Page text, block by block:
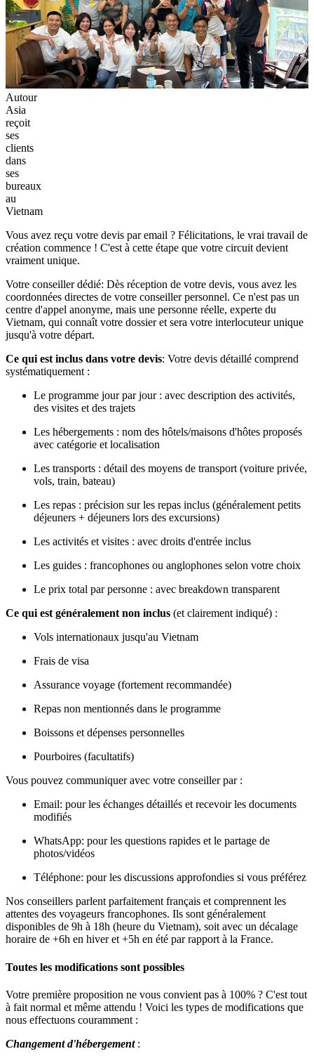
Autour
Asia
reçoit
ses
clients
dans
ses
bureaux
au
Vietnam
Vous avez reçu votre devis par email ? Félicitations, le vrai travail de
création commence ! C'est à cette étape que votre circuit devient
vraiment unique.
Votre conseiller dédié: Dès réception de votre devis, vous avez les
coordonnées directes de votre conseiller personnel. Ce n'est pas un
centre d'appel anonyme, mais une personne réelle, experte du
Vietnam, qui connaît votre dossier et sera votre interlocuteur unique
jusqu'à votre départ.
Ce qui est inclus dans votre devis: Votre devis détaillé comprend
systématiquement :
Le programme jour par jour : avec description des activités,
des visites et des trajets
Les hébergements : nom des hôtels/maisons d'hôtes proposés
avec catégorie et localisation
Les transports : détail des moyens de transport (voiture privée,
vols, train, bateau)
Les repas : précision sur les repas inclus (généralement petits
déjeuners + déjeuners lors des excursions)
Les activités et visites : avec droits d'entrée inclus
Les guides : francophones ou anglophones selon votre choix
Le prix total par personne : avec breakdown transparent
Ce qui est généralement non inclus (et clairement indiqué) :
Vols internationaux jusqu'au Vietnam
Frais de visa
Assurance voyage (fortement recommandée)
Repas non mentionnés dans le programme
Boissons et dépenses personnelles
Pourboires (facultatifs)
Vous pouvez communiquer avec votre conseiller par :
Email: pour les échanges détaillés et recevoir les documents
modifiés
WhatsApp: pour les questions rapides et le partage de
photos/vidéos
Téléphone: pour les discussions approfondies si vous préférez
Nos conseillers parlent parfaitement français et comprennent les
attentes des voyageurs francophones. Ils sont généralement
disponibles de 9h à 18h (heure du Vietnam), soit avec un décalage
horaire de +6h en hiver et +5h en été par rapport à la France.
Toutes les modifications sont possibles
Votre première proposition ne vous convient pas à 100% ? C'est tout
à fait normal et même attendu ! Voici les types de modifications que
nous effectuons couramment :
Changement d'hébergement: